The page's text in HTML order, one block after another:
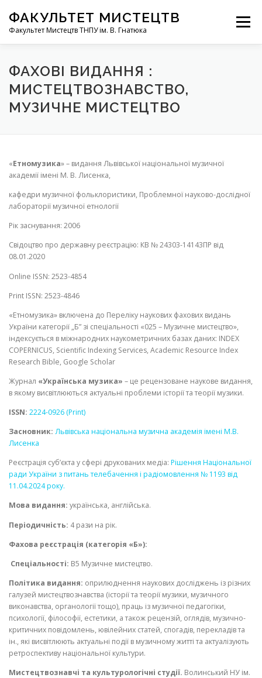
content
ФАКУЛЬТЕТ МИСТЕЦТВ
Факультет Мистецтв ТНПУ ім. В. Гнатюка
Menu
ГОЛОВНА СТОРІНКА ФАКУЛЬТЕТ
НАВЧАННЯ ART-МЕДІА АБІТУРІЄНТУ
АСПІРАНТУРА 025. МУЗИЧНЕ МИСТЕЦТВО
ТВОРЧА ДІЯЛЬНІСТЬ АСПІРАНТІВ
ФАХОВІ ВИДАННЯ :
МИСТЕЦТВОЗНАВСТВО,
МУЗИЧНЕ МИСТЕЦТВО
«Етномузика» – видання Львівської національної музичної
академії імені М. В. Лисенка,
кафедри музичної фольклористики, Проблемної науково-дослідної
лабораторії музичної етнології
Рік заснування: 2006
Свідоцтво про державну реєстрацію: КВ № 24303-14143ПP від
08.01.2020
Online ISSN: 2523-4854
Print ISSN: 2523-4846
«Етномузика» включена до Переліку наукових фахових видань
України категорії „Б” зі спеціальності «025 – Музичне мистецтво»,
індексується в міжнародних наукометричних базах даних: INDEX
COPERNICUS, Scientific Indexing Services, Academic Resource Index
Research Bible, Google Scholar
Журнал «Українська музика» – це рецензоване наукове видання,
в якому висвітлюються актуальні проблеми історії та теорії музики.
ISSN: 2224-0926 (Print)
Засновник: Львівська національна музична академія імені М.В.
Лисенка
Реєстрація суб’єкта у сфері друкованих медіа: Рішення Національної
ради України з питань телебачення і радіомовлення № 1193 від
11.04.2024 року.
Мова видання: українська, англійська.
Періодичність: 4 рази на рік.
Фахова реєстрація (категорія «Б»):
Спеціальності: B5 Музичне мистецтво.
Політика видання: оприлюднення наукових досліджень із різних
галузей мистецтвознавства (історії та теорії музики, музичного
виконавства, органології тощо), праць із музичної педагогіки,
психології, філософії, естетики, а також рецензій, оглядів, музично-
критичних повідомлень, ювілейних статей, спогадів, перекладів та
ін., які висвітлюють актуальні події в музичному житті та актуалізують
ретроспективу національної культури.
Мистецтвознавчі та культурологічні студії. Волинський НУ ім.